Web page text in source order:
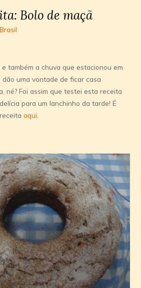
Bolo de maçã
também a chuva que estacionou em
uma vontade de ficar casa
né? Foi assim que testei esta receita
para um lanchinho da tarde! É
aqui